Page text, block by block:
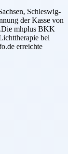
Schleswig-
der Kasse von
mhplus BKK
bei
erreichte